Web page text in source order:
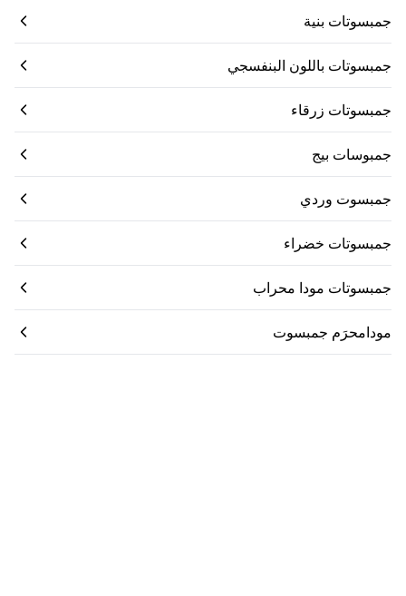
جمبسوتات بنية
جمبسوتات باللون البنفسجي
جمبسوتات زرقاء
جمبوسات بيج
جمبسوت وردي
جمبسوتات خضراء
جمبسوتات مودا محراب
مودامحرَم جمبسوت